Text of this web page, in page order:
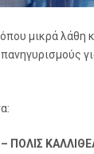
μικρά λάθη
ΠΟΛΙΣ